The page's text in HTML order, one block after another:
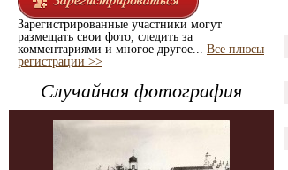
Зарегистрированные участники могут
размещать свои фото, следить за
комментариями и многое другое... Все плюсы
регистрации >>
Случайная фотография